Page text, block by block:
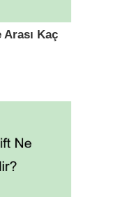
Arası Kaç